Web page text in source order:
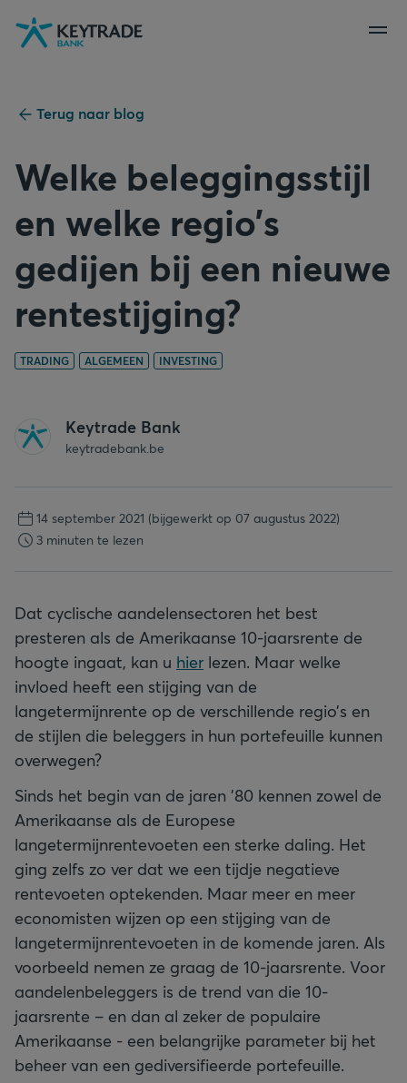
Naar
navigatie
Naar
aanmelden
Naar
inhoud
Terug naar blog
Welke beleggingsstijl
en welke regio’s
gedijen bij een nieuwe
rentestijging?
TRADING ALGEMEEN INVESTING
Keytrade Bank
keytradebank.be
14 september 2021 (bijgewerkt op 07 augustus 2022)
3 minuten te lezen
Dat cyclische aandelensectoren het best
presteren als de Amerikaanse 10-jaarsrente de
hoogte ingaat, kan u hier lezen. Maar welke
invloed heeft een stijging van de
langetermijnrente op de verschillende regio’s en
de stijlen die beleggers in hun portefeuille kunnen
overwegen?
Sinds het begin van de jaren ’80 kennen zowel de
Amerikaanse als de Europese
langetermijnrentevoeten een sterke daling. Het
ging zelfs zo ver dat we een tijdje negatieve
rentevoeten optekenden. Maar meer en meer
economisten wijzen op een stijging van de
langetermijnrentevoeten in de komende jaren. Als
voorbeeld nemen ze graag de 10-jaarsrente. Voor
aandelenbeleggers is de trend van die 10-
jaarsrente – en dan al zeker de populaire
Amerikaanse - een belangrijke parameter bij het
beheer van een gediversifieerde portefeuille.